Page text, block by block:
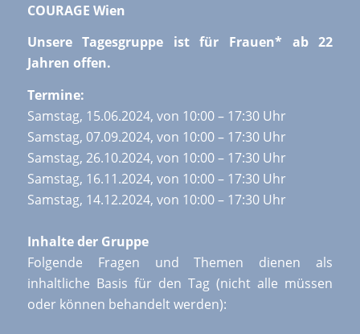
COURAGE Wien
Unsere Tagesgruppe ist für Frauen* ab 22
Jahren offen.
Termine:
Samstag, 15.06.2024, von 10:00 – 17:30 Uhr
Samstag, 07.09.2024, von 10:00 – 17:30 Uhr
Samstag, 26.10.2024, von 10:00 – 17:30 Uhr
Samstag, 16.11.2024, von 10:00 – 17:30 Uhr
Samstag, 14.12.2024, von 10:00 – 17:30 Uhr
Inhalte der Gruppe
Folgende Fragen und Themen dienen als
inhaltliche Basis für den Tag (nicht alle müssen
oder können behandelt werden):